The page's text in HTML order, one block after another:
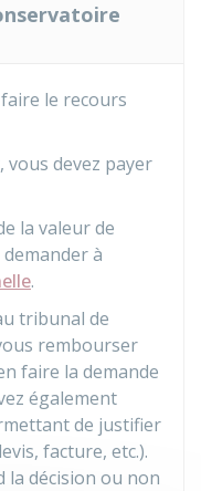
le recours
vous devez payer
la valeur de
à
.
tribunal de
rembourser
faire la demande
également
de justifier
facture, etc.).
la décision ou non